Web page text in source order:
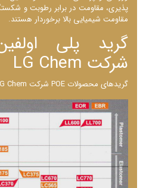
‌پذیری، مقاومت در برابر رطوبت و
مقاومت شیمیایی بالا برخوردار هستند.
گرید پلی
شرکت LG Chem
گریدهای محصولات POE شرکت LG Chem در جدول زیر آورده شده است: